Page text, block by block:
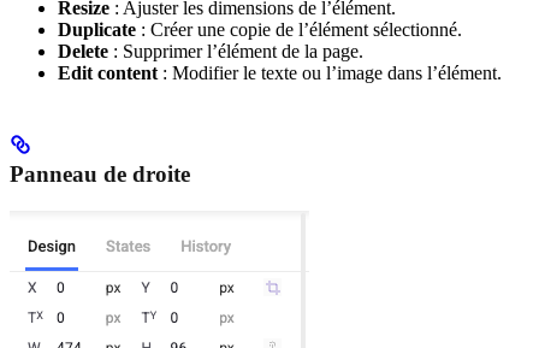
Resize : Ajuster les dimensions de l’élément.
Duplicate : Créer une copie de l’élément sélectionné.
Delete : Supprimer l’élément de la page.
Edit content: Modifier le texte ou l’image dans l’élément.
Panneau de droite